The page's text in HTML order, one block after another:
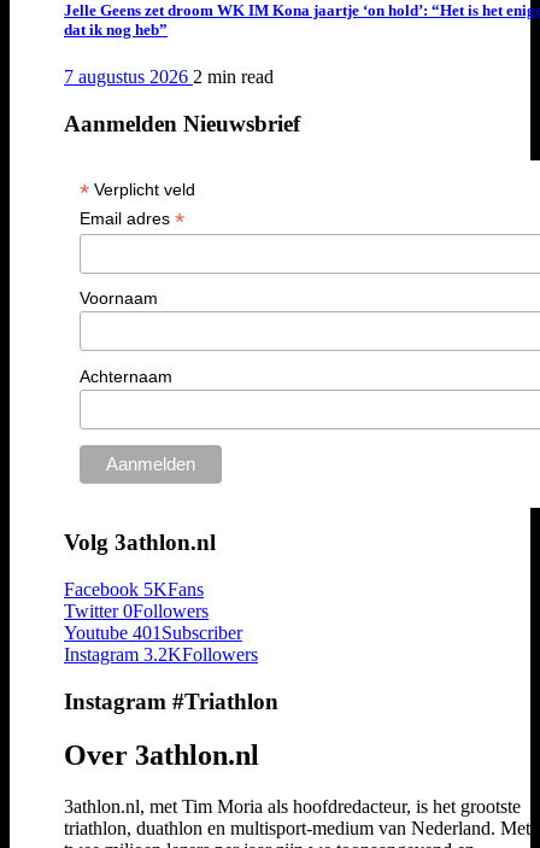
Jelle Geens zet droom WK IM Kona jaartje ‘on hold’: “Het is het
dat ik nog heb”
7 augustus 2026 2 min read
Aanmelden Nieuwsbrief
*Verplicht veld
Email adres *
Voornaam
Achternaam
Volg 3athlon.nl
Facebook 5KFans
Twitter 0Followers
Youtube 401 Subscriber
Instagram 3.2KFollowers
Instagram #Triathlon
Over 3athlon.nl
3athlon.nl, met Tim Moria als hoofdredacteur, is het grootste
triathlon, duathlon en multisport-medium van Nederland. Met